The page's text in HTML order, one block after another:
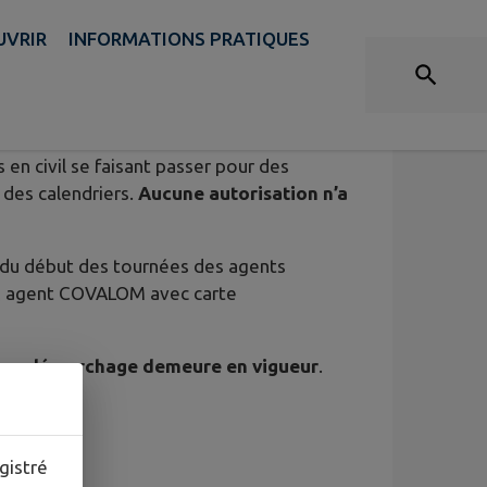
INFORMATIONS PRATIQUES
civil se faisant passer pour des
calendriers. Aucune autorisation n’a
début des tournées des agents
COVALOM avec carte
démarchage demeure en vigueur.